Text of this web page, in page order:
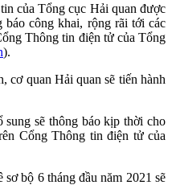
của Tổng cục Hải quan được
báo công khai, rộng rãi tới các
Thông tin điện tử của Tổng
).
cơ quan Hải quan sẽ tiến hành
sẽ thông báo kịp thời cho
Cổng Thông tin điện tử của
bộ 6 tháng đầu năm 2021 sẽ